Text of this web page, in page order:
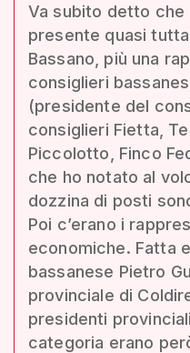
Va subito detto che
presente quasi
Bassano, più una
consiglieri
(presidente del
consiglieri Fietta,
Piccolotto, Finco
che ho notato al
dozzina di posti
Poi c’erano i
economiche. Fatta
bassanese Pietro
provinciale di
presidenti
categoria erano